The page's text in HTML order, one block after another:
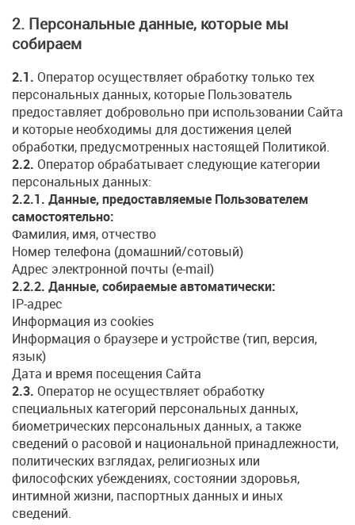
2. Персональные данные, которые мы
собираем
2.1. Оператор осуществляет обработку только тех
персональных данных, которые Пользователь
предоставляет добровольно при использовании Сайта
и которые необходимы для достижения целей
обработки, предусмотренных настоящей Политикой.
2.2. Оператор обрабатывает следующие категории
персональных данных:
2.2.1. Данные, предоставляемые Пользователем
самостоятельно:
Фамилия, имя, отчество
Номер телефона (домашний/сотовый)
Адрес электронной почты (e-mail)
2.2.2. Данные, собираемые автоматически:
IP-адрес
Информация из cookies
Информация о браузере и устройстве (тип, версия,
язык)
Дата и время посещения Сайта
2.3. Оператор не осуществляет обработку
специальных категорий персональных данных,
биометрических персональных данных, а также
сведений о расовой и национальной принадлежности,
политических взглядах, религиозных или
философских убеждениях, состоянии здоровья,
интимной жизни, паспортных данных и иных
сведений.